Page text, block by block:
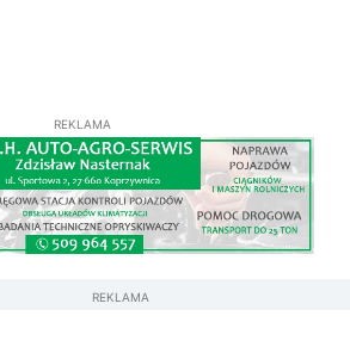
REKLAMA
REKLAMA